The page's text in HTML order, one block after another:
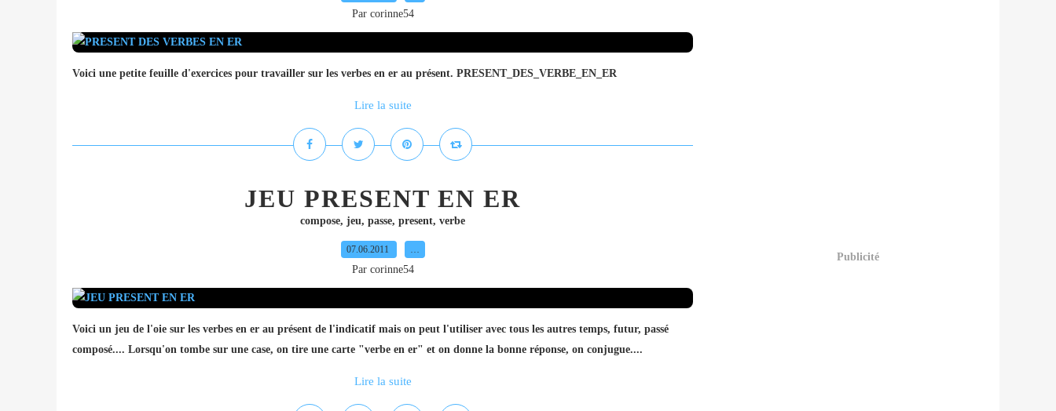
Par corinne54
Voici une petite feuille d'exercices pour travailler sur les verbes en er au présent. PRESENT_DES_VERBE_EN_ER
Lire la suite
JEU PRESENT EN ER
compose, jeu, passe, present, verbe
07.06.2011 …
Par corinne54
Voici un jeu de l'oie sur les verbes en er au présent de l'indicatif mais on peut l'utiliser avec tous les autres temps, futur, passé
composé.... Lorsqu'on tombe sur une case, on tire une carte "verbe en er" et on donne la bonne réponse, on conjugue....
Lire la suite
Publicité